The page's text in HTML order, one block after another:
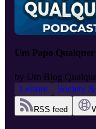
Um Papo Qualquer
by Um Blog
Leisure
Society
RSS feed